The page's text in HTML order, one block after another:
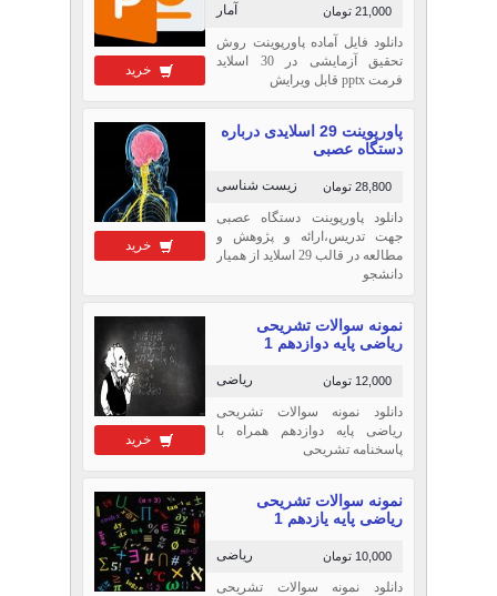
خرید
آمار 21,000 تومان
دانلود فایل آماده پاورپوینت روش
تحقیق آزمایشی در 30 اسلاید
فرمت pptx قابل ویرایش
خرید
پاورپوینت 29 اسلایدی درباره
دستگاه عصبی
زیست شناسی 28,800 تومان
دانلود پاورپوینت دستگاه عصبی
جهت تدریس،ارائه و پژوهش و
مطالعه در قالب 29 اسلاید از همیار
دانشجو
خرید
نمونه سوالات تشریحی
ریاضی پایه دوازدهم 1
ریاضی 12,000 تومان
دانلود نمونه سوالات تشریحی
ریاضی پایه دوازدهم همراه با
پاسخنامه تشریحی
نمونه سوالات تشریحی
ریاضی پایه یازدهم 1
ریاضی 10,000 تومان
دانلود نمونه سوالات تشریحی